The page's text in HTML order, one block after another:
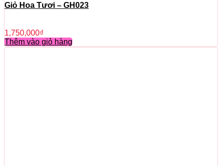
Giỏ Hoa Tươi – GH023
1,750,000₫
Thêm vào giỏ hàng